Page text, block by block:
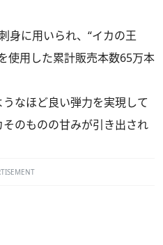
身に用いられ、“イカの王
使用した累計販売本数65万本
なほど良い弾力を実現して
のものの甘みが引き出され